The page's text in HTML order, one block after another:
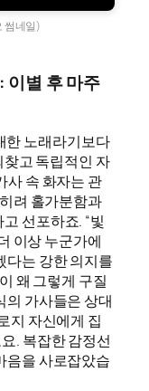
썸네일)
이별 후 마주
한 노래라기보다
찾고 독립적인 자
사 속 화자는 관
려 홀가분함과
선포하죠. “빛
이상 누군가에
다는 강한 의지를
왜 그렇게 구질
의 가사들은 상대
지 자신에게 집
. 복잡한 감정선
음을 사로잡았습